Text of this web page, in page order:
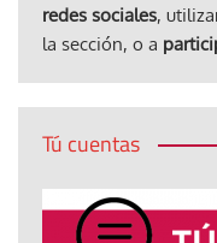
redes sociales,
la sección, o a
Tú cuentas